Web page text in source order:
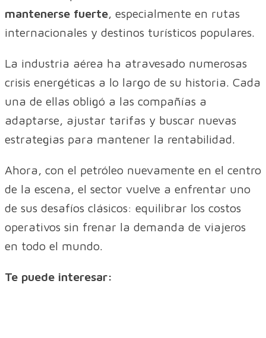
mantenerse fuerte, especialmente en rutas
internacionales y destinos turísticos populares.
La industria aérea ha atravesado numerosas
crisis energéticas a lo largo de su historia. Cada
una de ellas obligó a las compañías a
adaptarse, ajustar tarifas y buscar nuevas
estrategias para mantener la rentabilidad.
Ahora, con el petróleo nuevamente en el centro
de la escena, el sector vuelve a enfrentar uno
de sus desafíos clásicos: equilibrar los costos
operativos sin frenar la demanda de viajeros
en todo el mundo.
Te puede interesar: